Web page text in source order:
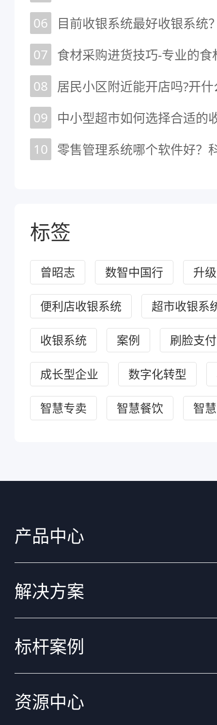
06
目前收银系统最好收银系统
07
08 居民小区附近能开店吗?开
09
中小型超市如何选择合适的
10 零售管理系统哪个软件好？
标签
曾昭志 数智中国行 升
便利店收银系统 超市收银系
收银系统 案例 刷脸支付
成长型企业 数字化转型
智慧专卖 智慧餐饮 智
产品中心
解决方案
标杆案例
资源中心